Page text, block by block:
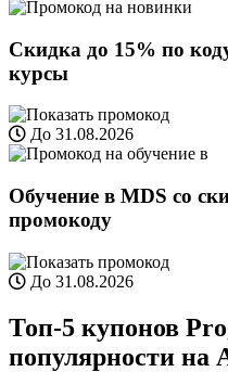
Скидка до 15% по
курсы
До 31.08.2026
Обучение в MDS со
промокоду
До 31.08.2026
Топ-5 купонов
популярности на